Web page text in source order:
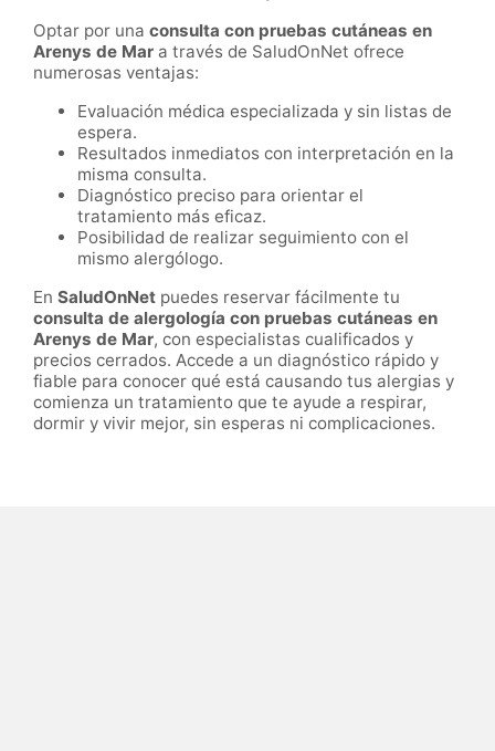
Optar por una consulta con pruebas cutáneas en
Arenys de Mar a través de SaludOnNet ofrece
numerosas ventajas:
Evaluación médica especializada y sin listas de
espera.
Resultados inmediatos con interpretación en la
misma consulta.
Diagnóstico preciso para orientar el
tratamiento más eficaz.
Posibilidad de realizar seguimiento con el
mismo alergólogo.
En SaludOnNet puedes reservar fácilmente tu
consulta de alergología con pruebas cutáneas en
Arenys de Mar, con especialistas cualificados y
precios cerrados. Accede a un diagnóstico rápido y
fiable para conocer qué está causando tus alergias y
comienza un tratamiento que te ayude a respirar,
dormir y vivir mejor, sin esperas ni complicaciones.